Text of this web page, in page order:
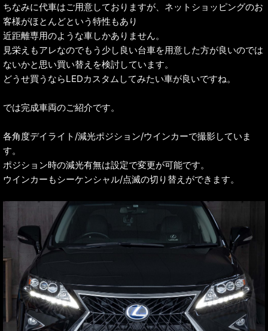
ちなみに代車はご用意しておりますが、ネットショッピングのお
客様がほとんどという特性もあり
近距離専用のような車しかありません。
見栄えもアレなのでもう少し良い台車を用意した方が良いのでは
ないかと思い買い替えを検討しています。
どうせ買うならLEDカスタムしてみたい車が良いですね。
では完成車両のご紹介です。
各角度デイライト/減光ポジション/ウインカーで撮影していま
す。
ポジション時の減光有無は設定で変更が可能です。
ウインカーもシーケンシャル/点滅の切り替えができます。